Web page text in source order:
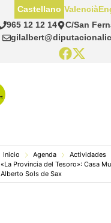
965 12 12 14
C/San
Castellano Valencià
Inicio Agenda Actividades
«La Provincia del Tesoro»: Casa
Alberto Sols de Sax